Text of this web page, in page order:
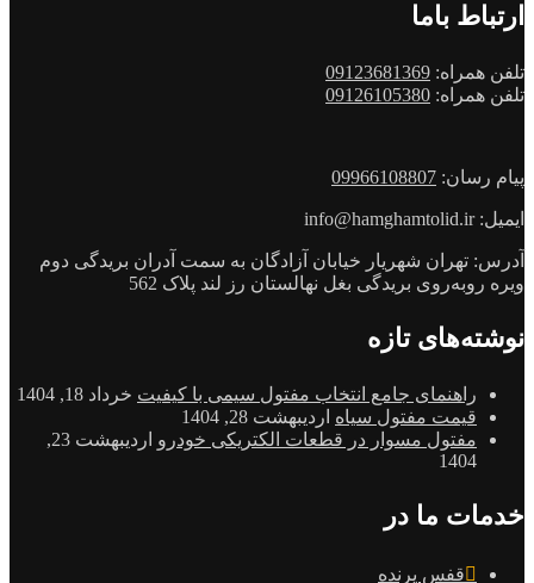
ارتباط باما
تلفن همراه: 09123681369
تلفن همراه: 09126105380
پیام رسان: 09966108807
ایمیل: info@hamghamtolid.ir
آدرس: تهران شهریار خیابان آزادگان به سمت آدران بریدگی دوم
ویره روبه‌روی بریدگی بغل نهالستان رز لند پلاک 562
نوشته‌های تازه
راهنمای جامع انتخاب مفتول سیمی با کیفیت خرداد 18, 1404
قیمت مفتول سیاه اردیبهشت 28, 1404
مفتول مسوار در قطعات الکتریکی خودرو
اردیبهشت 23,
1404
خدمات ما در
قفس پرنده